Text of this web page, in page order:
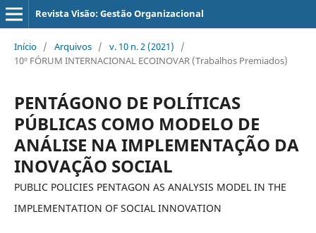
Revista Visão: Gestão Organizacional
Início / Arquivos / v. 10 n. 2 (2021)
/
10º FÓRUM INTERNACIONAL ECOINOVAR (Trabalhos Premiados)
PENTÁGONO DE POLÍTICAS
PÚBLICAS COMO MODELO DE
ANÁLISE NA IMPLEMENTAÇÃO DA
INOVAÇÃO SOCIAL
PUBLIC POLICIES PENTAGON AS ANALYSIS MODEL IN THE
IMPLEMENTATION OF SOCIAL INNOVATION